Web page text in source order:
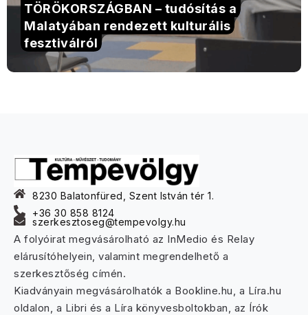
TÖRÖKORSZÁGBAN – tudósítás a
Malatyában rendezett kulturális
fesztiválról
8230 Balatonfüred, Szent István tér 1.
+36 30 858 8124
szerkesztoseg@tempevolgy.hu
A folyóirat megvásárolható az InMedio és Relay
elárusítóhelyein, valamint megrendelhető a
szerkesztőség címén.
Kiadványain megvásárolhatók a Bookline.hu, a Líra.hu
oldalon, a Libri és a Líra könyvesboltokban, az Írók